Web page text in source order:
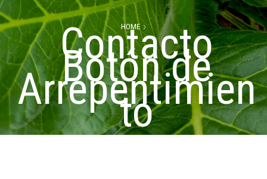
HOME
Contacto
Botón de
Arrepentimien
to